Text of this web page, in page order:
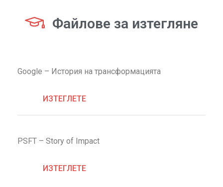
Файлове за изтегляне
Google – История на трансформацията
ИЗТЕГЛЕТЕ
PSFT – Story of Impact
ИЗТЕГЛЕТЕ